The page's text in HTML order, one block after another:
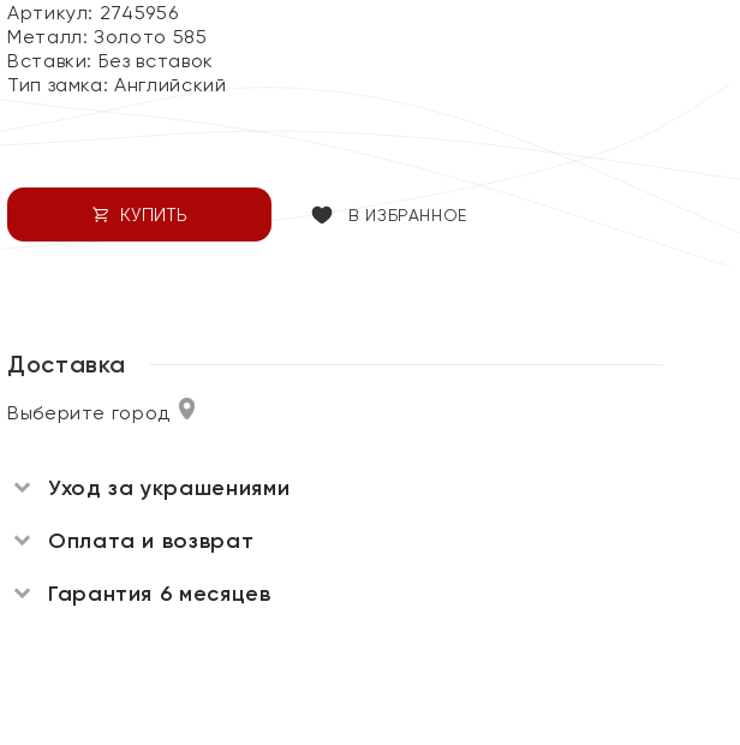
Артикул: 2745956
Металл:Золото 585
Вставки: Без вставок
Тип замка:Английский
КУПИТЬ В ИЗБРАННОЕ
Доставка
Выберите город
Уход за украшениями
Оплата и возврат
Гарантия 6 месяцев